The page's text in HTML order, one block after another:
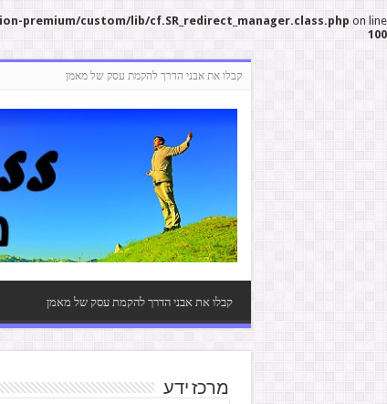
premium/custom/lib/cf.SR_redirect_manager.class.php on line
100
קבלו את אבני הדרך להקמת עסק של מאמן
קבלו את אבני הדרך להקמת עסק של מאמן
מרכז ידע